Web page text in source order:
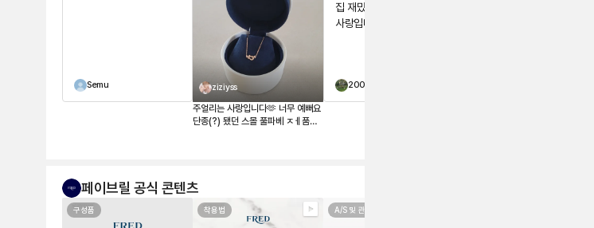
Semu ziziyss
주얼리는 사랑입니다🫶 너무 예뻐요
단종(?) 됐던 스몰 풀파베 ㅈㅔ품보
집 재밌어요~` 주얼리는
사랑입니다🫶
200프로
페이브릴 공식 콘텐츠
구성품 착용법 A/S 및 관리법